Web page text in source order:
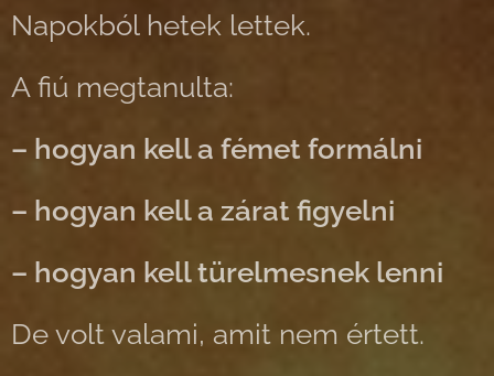
Napokból hetek lettek.
A fiú megtanulta:
– hogyan kell a fémet formálni
– hogyan kell a zárat figyelni
– hogyan kell türelmesnek lenni
De volt valami, amit nem értett.